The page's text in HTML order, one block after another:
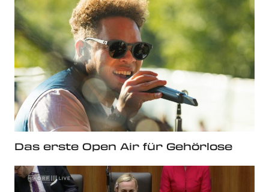
Das erste Open Air für Gehörlose